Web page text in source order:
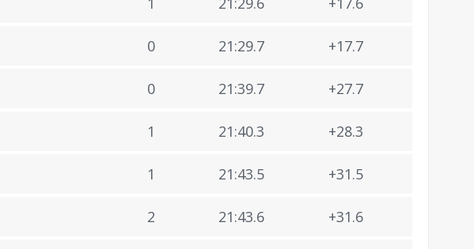
0 21:29.7 +17.7
0 21:39.7 +27.7
1 21:40.3 +28.3
1 21:43.5 +31.5
2 21:43.6 +31.6